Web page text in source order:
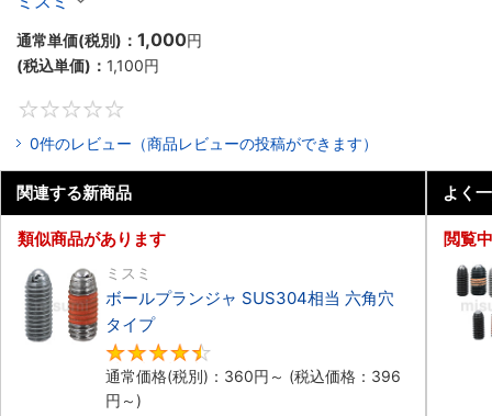
通常単価(税別)： 1,000円
(税込単価)： 1,100円
0件のレビュー（商品レビューの投稿ができます）
関連する新商品
類似商品があります
ミスミ
ボールプランジャ SUS304相当 六角穴
タイプ​
通常価格(税別)： 360円 ～ (税込価格： 396
円 ～)
よく
閲覧